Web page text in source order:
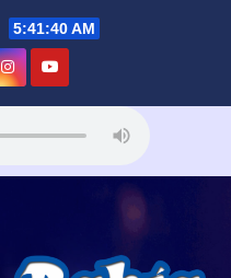
5:41:41 AM